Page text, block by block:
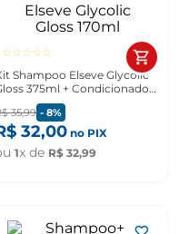
☆☆☆☆☆
Shampoo Elseve Glycolic
375ml + Condicionador
Elseve Glycolic Gloss 170ml
35,99 - 8%
32,00 no PIX
1x de R$ 32,99